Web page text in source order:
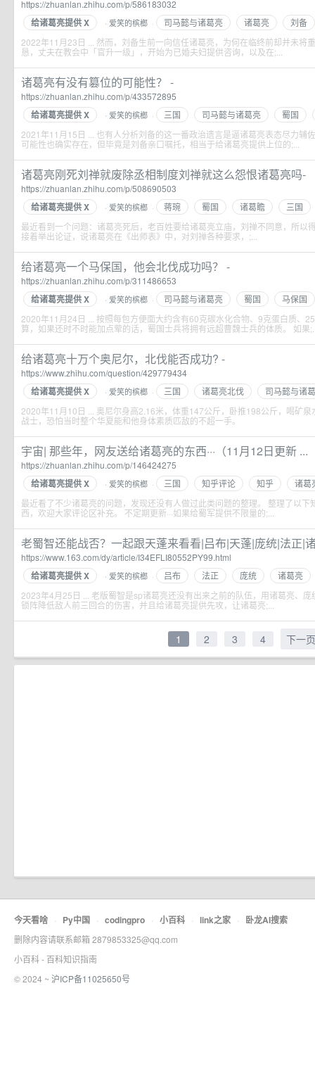
https://zhuanlan.zhihu.com/p/586183032
给诸葛亮提供 X · 爱笑的槟榔 · 司马懿与诸葛亮 诸葛亮
刘备
2022年11月23日 ... 然而，刘备生前一向信任诸葛亮，为何在临终前却并未将
恳，丈夫在教会中「官升一级」，开始为已婚夫妇提供咨询，以及在;...
诸葛亮有没有篡位的可能性？ -
https://zhuanlan.zhihu.com/p/433572895
给诸葛亮提供 X · 爱笑的槟榔 · 三国 司马懿与诸葛亮
蜀国
2021年11月15日 ... 也有人分析刘备的这一番政治遗言是逼诸葛亮表态尽力辅
可能性也确实存在，但毕竟是刘备亲口嘱托，相当于给诸葛亮提供上位的;...
诸葛亮刚死刘禅就废除丞相制度刘禅就这么怨恨诸葛亮吗-
https://zhuanlan.zhihu.com/p/508690503
给诸葛亮提供 X · 爱笑的槟榔 · 蒋琬 蜀国 诸葛瞻 三国
最近看到一个问题：诸葛亮死后，老百姓要给诸葛亮立庙，刘禅不同意，所以
接着举出论证，说诸葛亮在《出师表》中，对刘禅各种要求，;...
给诸葛亮一个马保国，他会北伐成功吗？ -
https://zhuanlan.zhihu.com/p/311486653
给诸葛亮提供 X · 爱笑的槟榔 · 司马懿与诸葛亮 蜀国
马保国
2020年11月24日 ... 按照每包方便面大约含有60克碳水化合物、9克蛋白质、
算，如果还时不时能加点荤的话，蜀国士兵将拥有远超曹魏士兵的体质。 如果
给诸葛亮十万个奥尼尔，北伐能否成功? -
https://www.zhihu.com/question/429779434
给诸葛亮提供 X · 爱笑的槟榔 · 三国 诸葛亮北伐
司马懿与诸
2020年11月10日 ... 奥尼尔身高2.16米，体重147公斤，卧推198公斤，喝矿
战士，恐怕当时整个华夏能和他身体素质匹敌的不超一手。
宇宙| 那些年，网友送给诸葛亮的东西···（11月12日更新 ...
https://zhuanlan.zhihu.com/p/146424275
给诸葛亮提供 X · 爱笑的槟榔 · 三国 知乎评论 知乎
诸葛
最近看了不少诸葛亮的问题，发现还没有人做过此类问题的整理。 整理了以下
西，欢迎大家评论区补充。 不定期更新···如果给蜀军提供不限量的;...
老蜀智还能战否？一起跟天蓬来看看|吕布|天蓬|庞统|法正|
https://www.163.com/dy/article/I34EFLI80552PY99.html
给诸葛亮提供 X · 爱笑的槟榔 · 吕布 法正 庞统 诸葛亮
2023年4月25日 ... 老版蜀智是sp诸葛亮还没有出来之前的队伍，用诸葛亮、
锁阵降低敌人前三回合的伤害，并且给诸葛亮提供先攻，让诸葛亮;...
1 2 3 4 下一页
今天看啥 · Py中国 · codingpro · 小百科 · link之家 · 卧龙AI搜索
删除内容请联系邮箱 2879853325@qq.com
小百科 - 百科知识指南
© 2024 ~ 沪ICP备11025650号